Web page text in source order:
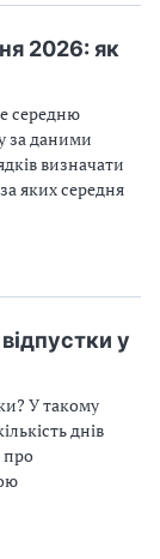
2026: як
середню
за даними
визначати
яких середня
у
У такому
днів
про